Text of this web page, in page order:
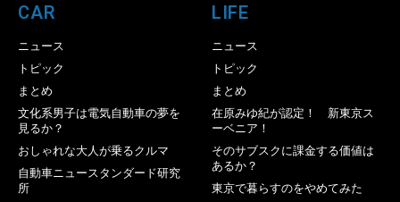
CAR
ニュース
トピック
まとめ
文化系男子は電気自動車の夢を
見るか？
おしゃれな大人が乗るクルマ
自動車ニュースタンダード研究
所
LIFE
ニュース
トピック
まとめ
在原みゆ紀が認定！ 新東京ス
ーベニア！
そのサブスクに課金する価値は
あるか？
東京で暮らすのをやめてみた